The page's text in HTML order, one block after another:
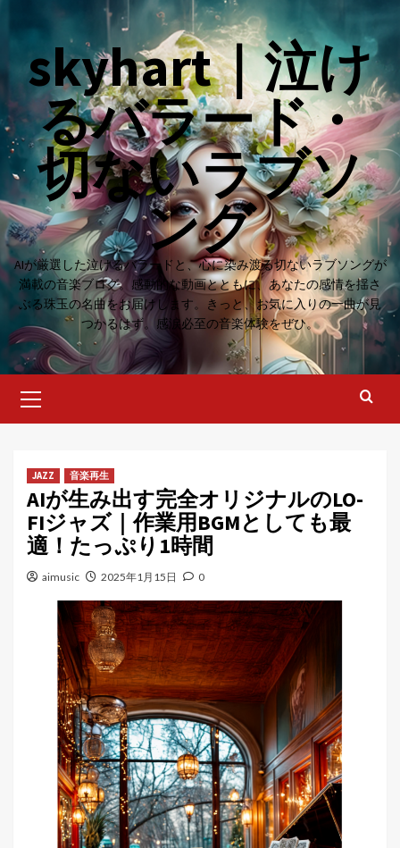
contentskyhart｜泣け
るバラード・
切ないラブソ
ング
AIが厳選した泣けるバラードと、心に染み渡る切ないラブソングが
満載の音楽ブログ。感動的な動画とともに、あなたの感情を揺さ
ぶる珠玉の名曲をお届けします。きっと、お気に入りの一曲が見
つかるはず。感涙必至の音楽体験をぜひ。
Menu
JAZZ 音楽再生
AIが生み出す完全オリジナルのLO-
FIジャズ｜作業用BGMとしても最
適！たっぷり1時間
aimusic 2025年1月15日 0